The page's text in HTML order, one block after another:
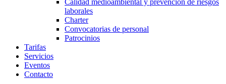
Calidad medioambiental y prevención de riesgos
laborales
Charter
Convocatorias de personal
Patrocinios
Tarifas
Servicios
Eventos
Contacto